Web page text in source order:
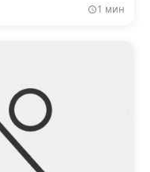
1 мин